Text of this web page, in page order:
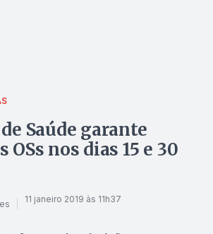
Saúde garante
OSs nos dias 15 e 30
11 janeiro 2019 às 11h37